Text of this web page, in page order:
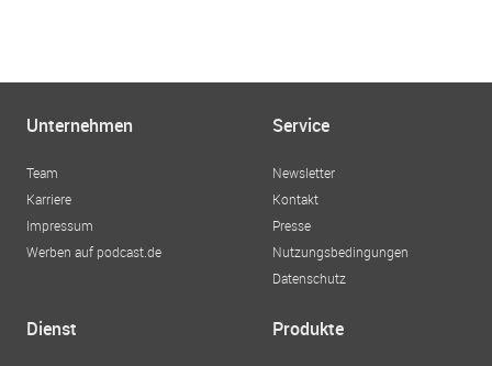
Unternehmen
Team
Karriere
Impressum
Werben auf podcast.de
Service
Newsletter
Kontakt
Presse
Nutzungsbedingungen
Datenschutz
Dienst Produkte